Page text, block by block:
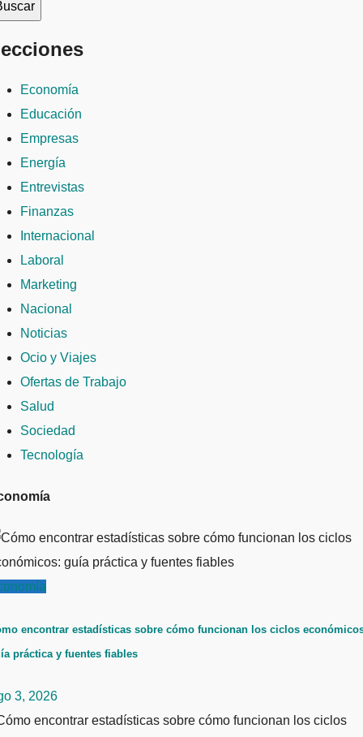
Economía
Educación
Empresas
Energía
Entrevistas
Finanzas
Internacional
Laboral
Marketing
Nacional
Noticias
Ocio y Viajes
Ofertas de Trabajo
Salud
Sociedad
Tecnología
encontrar estadísticas sobre cómo funcionan los ciclos
práctica y fuentes fiables
3, 2026
encontrar estadísticas sobre cómo funcionan los ciclos